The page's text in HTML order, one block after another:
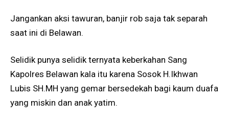
Jangankan aksi tawuran, banjir rob saja tak separah
saat ini di Belawan.
Selidik punya selidik ternyata keberkahan Sang
Kapolres Belawan kala itu karena Sosok H.Ikhwan
Lubis SH.MH yang gemar bersedekah bagi kaum duafa
yang miskin dan anak yatim.